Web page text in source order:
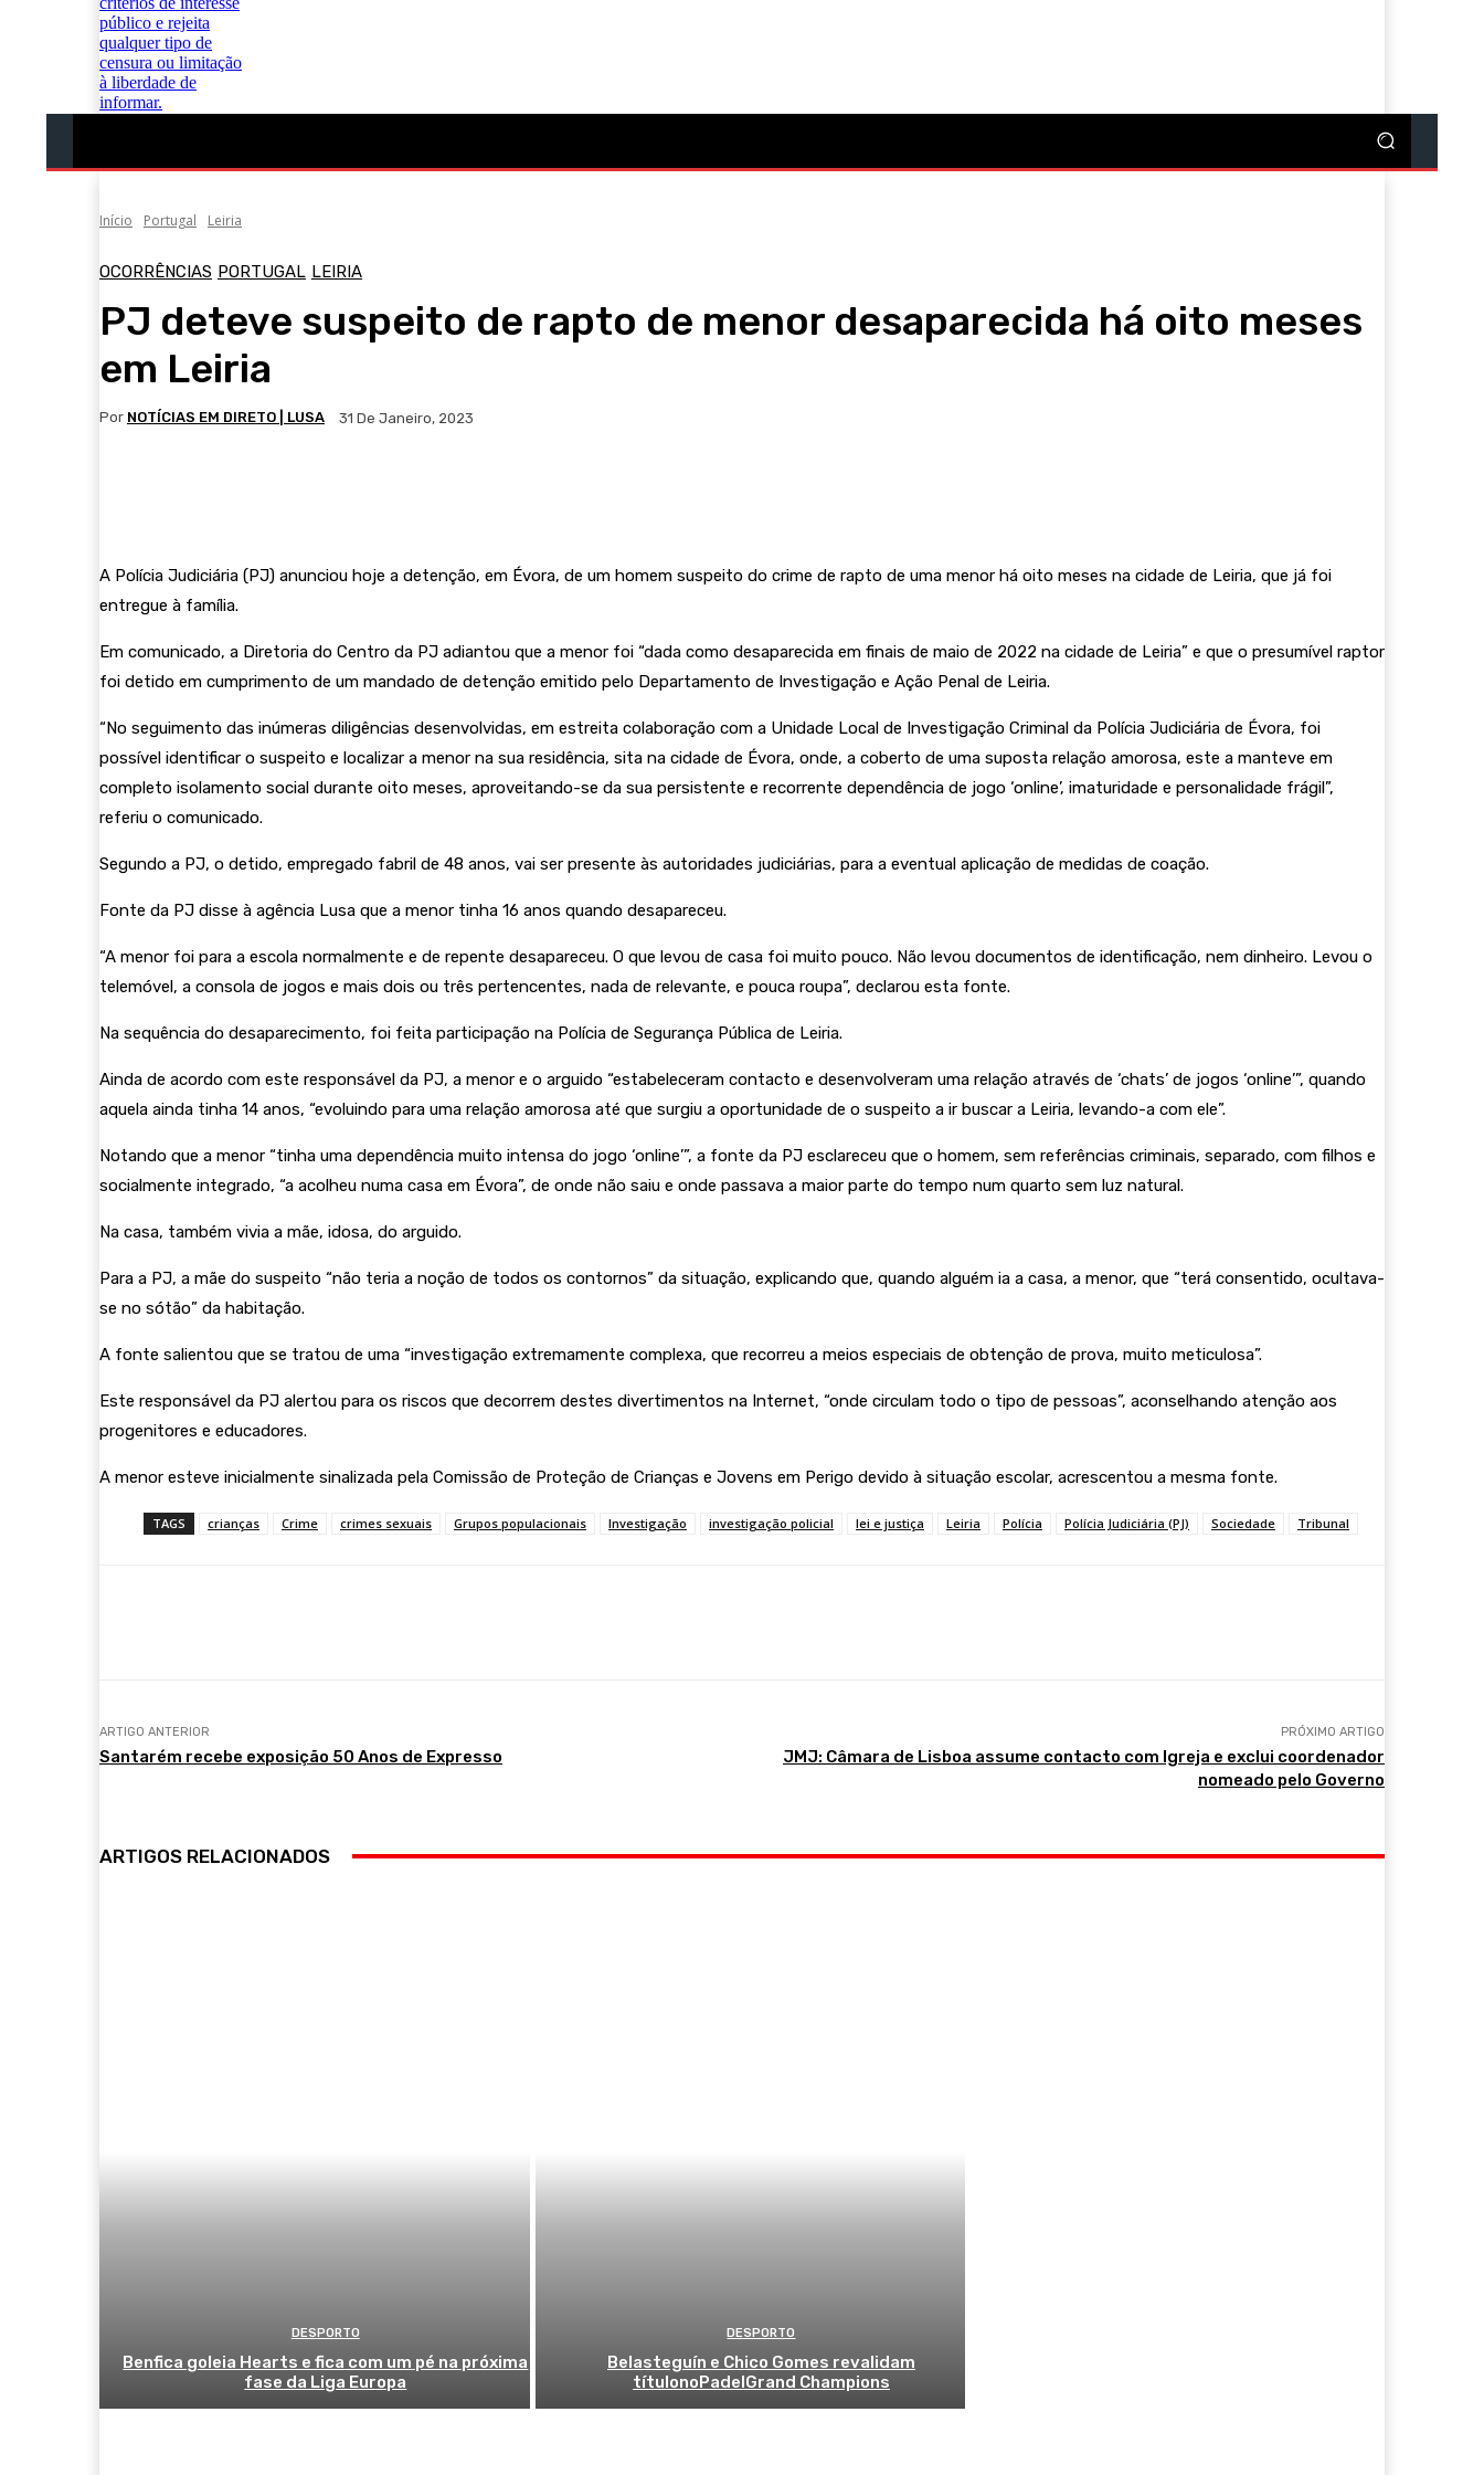
Início Portugal Leiria
OCORRÊNCIAS PORTUGAL LEIRIA
PJ deteve suspeito de rapto de menor desaparecida há oito meses
em Leiria
Por NOTÍCIAS EM DIRETO | LUSA 31 De Janeiro, 2023
A Polícia Judiciária (PJ) anunciou hoje a detenção, em Évora, de um homem suspeito do crime de rapto de uma menor há oito meses na cidade de Leiria, que já foi
entregue à família.
Em comunicado, a Diretoria do Centro da PJ adiantou que a menor foi “dada como desaparecida em finais de maio de 2022 na cidade de Leiria” e que o presumível raptor
foi detido em cumprimento de um mandado de detenção emitido pelo Departamento de Investigação e Ação Penal de Leiria.
“No seguimento das inúmeras diligências desenvolvidas, em estreita colaboração com a Unidade Local de Investigação Criminal da Polícia Judiciária de Évora, foi
possível identificar o suspeito e localizar a menor na sua residência, sita na cidade de Évora, onde, a coberto de uma suposta relação amorosa, este a manteve em
completo isolamento social durante oito meses, aproveitando-se da sua persistente e recorrente dependência de jogo ‘online’, imaturidade e personalidade frágil”,
referiu o comunicado.
Segundo a PJ, o detido, empregado fabril de 48 anos, vai ser presente às autoridades judiciárias, para a eventual aplicação de medidas de coação.
Fonte da PJ disse à agência Lusa que a menor tinha 16 anos quando desapareceu.
“A menor foi para a escola normalmente e de repente desapareceu. O que levou de casa foi muito pouco. Não levou documentos de identificação, nem dinheiro. Levou o
telemóvel, a consola de jogos e mais dois ou três pertencentes, nada de relevante, e pouca roupa”, declarou esta fonte.
Na sequência do desaparecimento, foi feita participação na Polícia de Segurança Pública de Leiria.
Ainda de acordo com este responsável da PJ, a menor e o arguido “estabeleceram contacto e desenvolveram uma relação através de ‘chats’ de jogos ‘online’”, quando
aquela ainda tinha 14 anos, “evoluindo para uma relação amorosa até que surgiu a oportunidade de o suspeito a ir buscar a Leiria, levando-a com ele”.
Notando que a menor “tinha uma dependência muito intensa do jogo ‘online’”, a fonte da PJ esclareceu que o homem, sem referências criminais, separado, com filhos e
socialmente integrado, “a acolheu numa casa em Évora”, de onde não saiu e onde passava a maior parte do tempo num quarto sem luz natural.
Na casa, também vivia a mãe, idosa, do arguido.
Para a PJ, a mãe do suspeito “não teria a noção de todos os contornos” da situação, explicando que, quando alguém ia a casa, a menor, que “terá consentido, ocultava-
se no sótão” da habitação.
A fonte salientou que se tratou de uma “investigação extremamente complexa, que recorreu a meios especiais de obtenção de prova, muito meticulosa”.
Este responsável da PJ alertou para os riscos que decorrem destes divertimentos na Internet, “onde circulam todo o tipo de pessoas”, aconselhando atenção aos
progenitores e educadores.
A menor esteve inicialmente sinalizada pela Comissão de Proteção de Crianças e Jovens em Perigo devido à situação escolar, acrescentou a mesma fonte.
TAGS crianças Crime crimes sexuais Grupos populacionais Investigação investigação policial lei e justiça Leiria Polícia Polícia Judiciária (PJ) Sociedade Tribunal
ARTIGO ANTERIOR
Santarém recebe exposição 50 Anos de Expresso
PRÓXIMO ARTIGO
JMJ: Câmara de Lisboa assume contacto com Igreja e exclui coordenador
nomeado pelo Governo
ARTIGOS RELACIONADOS
DESPORTO
Benfica goleia Hearts e fica com um pé na próxima
fase da Liga Europa
DESPORTO
Belasteguín e Chico Gomes revalidam
títulonoPadelGrand Champions